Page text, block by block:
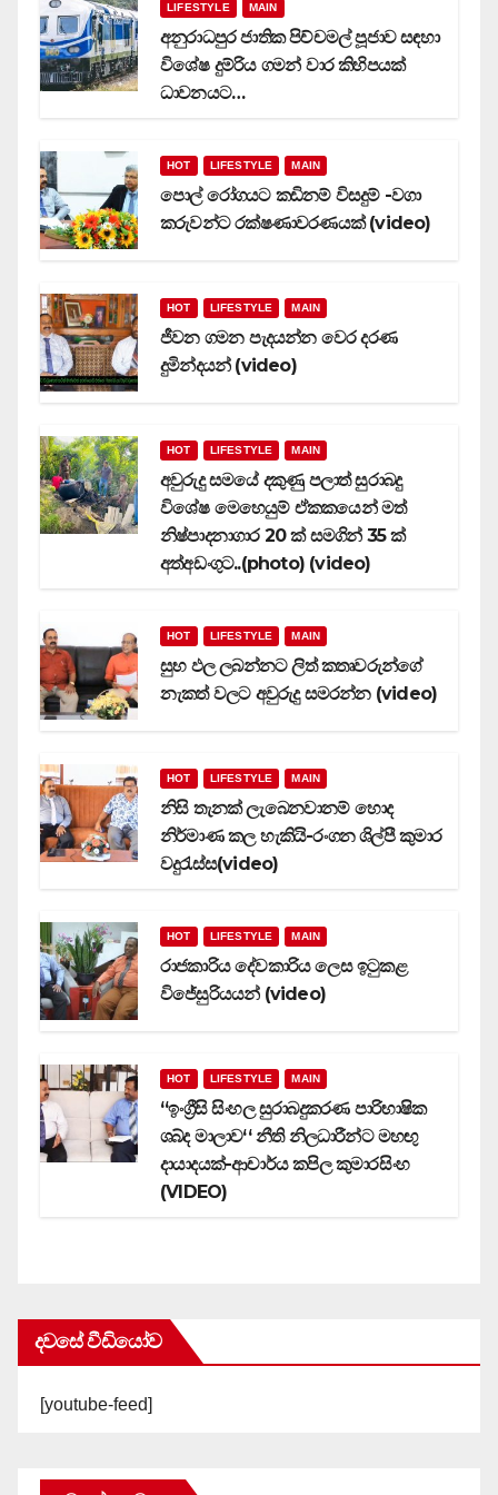
LIFESTYLE MAIN
අනුරාධපුර ජාතික පිච්චමල් පූජාව සඳහා
විශේෂ දුම්රිය ගමන් වාර කිහිපයක්
ධාවනයට…
HOT LIFESTYLE MAIN
පොල් රෝගයට කඩිනම් විසදුම් -වගා
කරුවන්ට රක්ෂණාවරණයක් (video)
HOT LIFESTYLE MAIN
ජීවන ගමන පැදයන්න වෙර දරණ
දුමින්දයන් (video)
HOT LIFESTYLE MAIN
අවුරුදු සමයේ දකුණු පලාත් සුරාබදු
විශේෂ මෙහෙයුම් ඒකකයෙන් මත්
නිෂ්පාදනාගාර 20 ක් සමගින් 35 ක්
අත්අඩංගුට..(photo) (video)
HOT LIFESTYLE MAIN
සුභ ඵල ලබන්නට ලිත් කතෘවරුන්ගේ
නැකත් වලට අවුරුදු සමරන්න (video)
HOT LIFESTYLE MAIN
නිසි තැනක් ලැබෙනවානම් හොද
නිර්මාණ කල හැකියි-රංගන ශිල්පී කුමාර
වදුරැස්ස(video)
HOT LIFESTYLE MAIN
රාජකාරිය දේවකාරිය ලෙස ඉටුකළ
විජේසුරියයන් (video)
HOT LIFESTYLE MAIN
‘‘ඉංග්‍රීසි සිංහල සුරාබදුකරණ පාරිභාෂික
ශබ්ද මාලාව‘‘ නීති නිලධාරීන්ට මහඟු
දායාදයක්-ආචාර්ය කපිල කුමාරසිංහ
(VIDEO)
දවසේ වීඩියෝව
[youtube-feed]